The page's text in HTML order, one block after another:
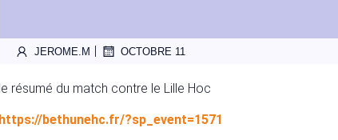
JEROME.M OCTOBRE 11
le résumé du match contre le Lille Hoc
https://bethunehc.fr/?sp_event=1571